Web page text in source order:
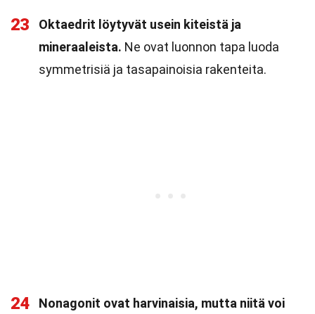
23
Oktaedrit löytyvät usein kiteistä ja
mineraaleista. Ne ovat luonnon tapa luoda
symmetrisiä ja tasapainoisia rakenteita.
24
Nonagonit ovat harvinaisia, mutta niitä voi